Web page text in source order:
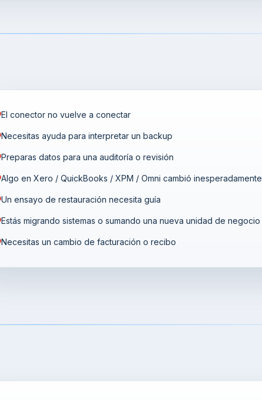
El conector no vuelve a conectar
Necesitas ayuda para interpretar un backup
Preparas datos para una auditoría o revisión
Algo en Xero / QuickBooks / XPM / Omni cambió inesperadamente
Un ensayo de restauración necesita guía
Estás migrando sistemas o sumando una nueva unidad de negocio
Necesitas un cambio de facturación o recibo